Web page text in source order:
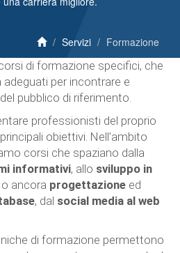
Servizi
Formazione
di formazione specifici, che
per incontrare e
pubblico di riferimento.
professionisti del proprio
obiettivi. Nell’ambito
corsi che spaziano dalla
informativi, allo sviluppo in
o ancora progettazione ed
, dal social media al web
di formazione permettono